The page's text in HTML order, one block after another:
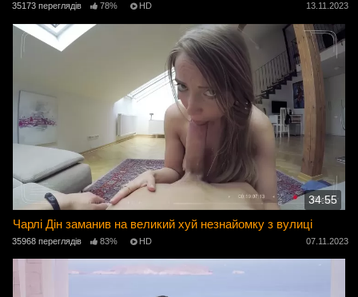
35173 переглядів 78% HD 13.11.2023
34:55
Чарлі Дін заманив на великий хуй незнайомку з вулиці
35968 переглядів 83% HD 07.11.2023